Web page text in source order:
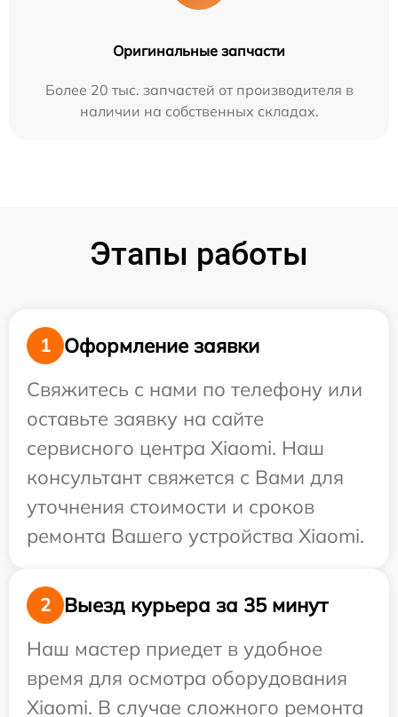
Оригинальные запчасти
Более 20 тыс. запчастей от производителя в
наличии на собственных складах.
Этапы работы
1
Оформление заявки
Свяжитесь с нами по телефону или
оставьте заявку на сайте
сервисного центра Xiaomi. Наш
консультант свяжется с Вами для
уточнения стоимости и сроков
ремонта Вашего устройства Xiaomi.
2
Выезд курьера за 35 минут
Наш мастер приедет в удобное
время для осмотра оборудования
Xiaomi. В случае сложного ремонта